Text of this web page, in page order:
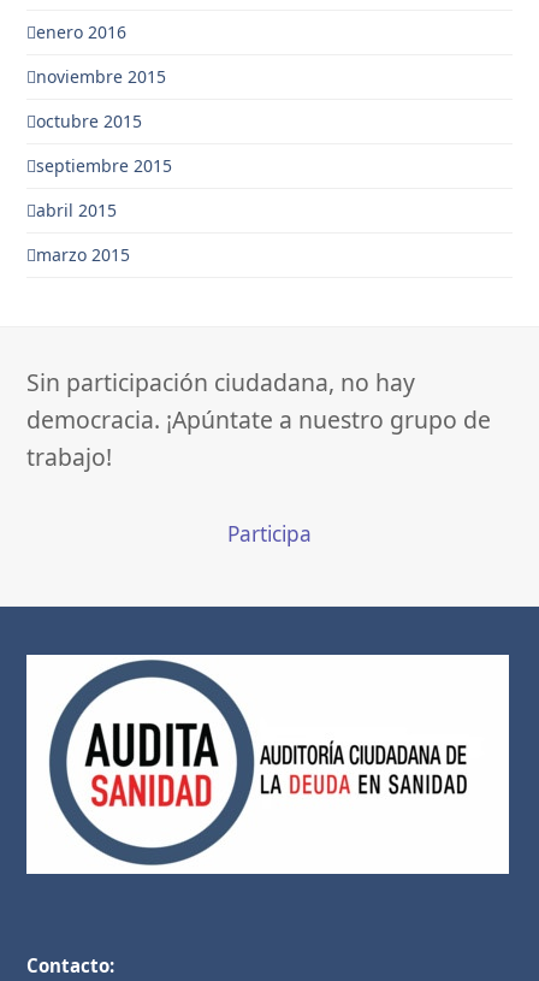
enero 2016
noviembre 2015
octubre 2015
septiembre 2015
abril 2015
marzo 2015
Sin participación ciudadana, no hay
democracia. ¡Apúntate a nuestro grupo de
trabajo!
Participa
Contacto: